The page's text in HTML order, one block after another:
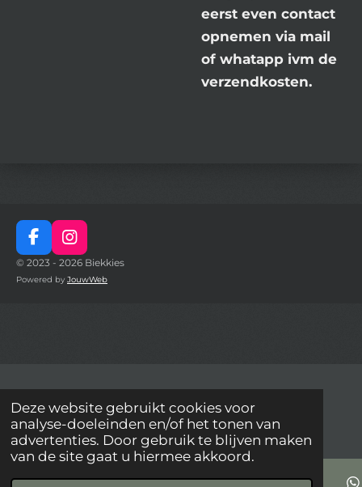
Deze website gebruikt cookies voor
analyse-doeleinden en/of het tonen van
advertenties. Door gebruik te blijven maken
van de site gaat u hiermee akkoord.
eerst even contact
opnemen via mail
of whatapp ivm de
verzendkosten.
F
a
c
I
n
s
© 2023 - 2026 Biekkies
Powered by JouwWeb